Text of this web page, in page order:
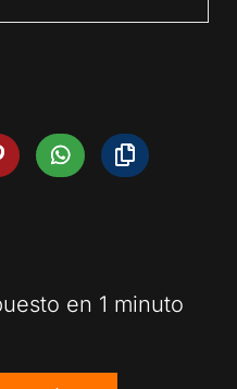
en 1 minuto